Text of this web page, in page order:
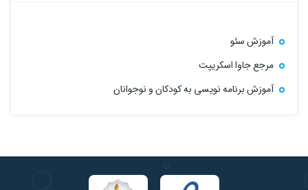
آموزش سئو
مرجع جاوا اسکریپت
آموزش برنامه نویسی به کودکان و نوجوانان